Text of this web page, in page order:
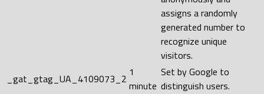
assigns a randomly
generated number to
recognize unique
visitors.
_gat_gtag_UA_4109073_2 1
minute
Set by Google to
distinguish users.